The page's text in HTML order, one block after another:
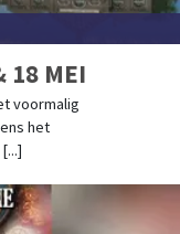
18 MEI
voormalig
het